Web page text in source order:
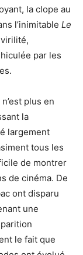
la clope au
l’inimitable Le
par les
plus en
la
largement
tous les
de montrer
de cinéma. De
ont disparu
une
le fait que